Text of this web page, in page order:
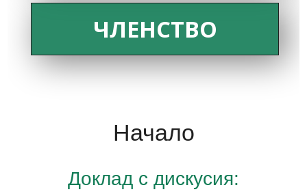
ЧЛЕНСТВО
Начало
Доклад с дискусия: